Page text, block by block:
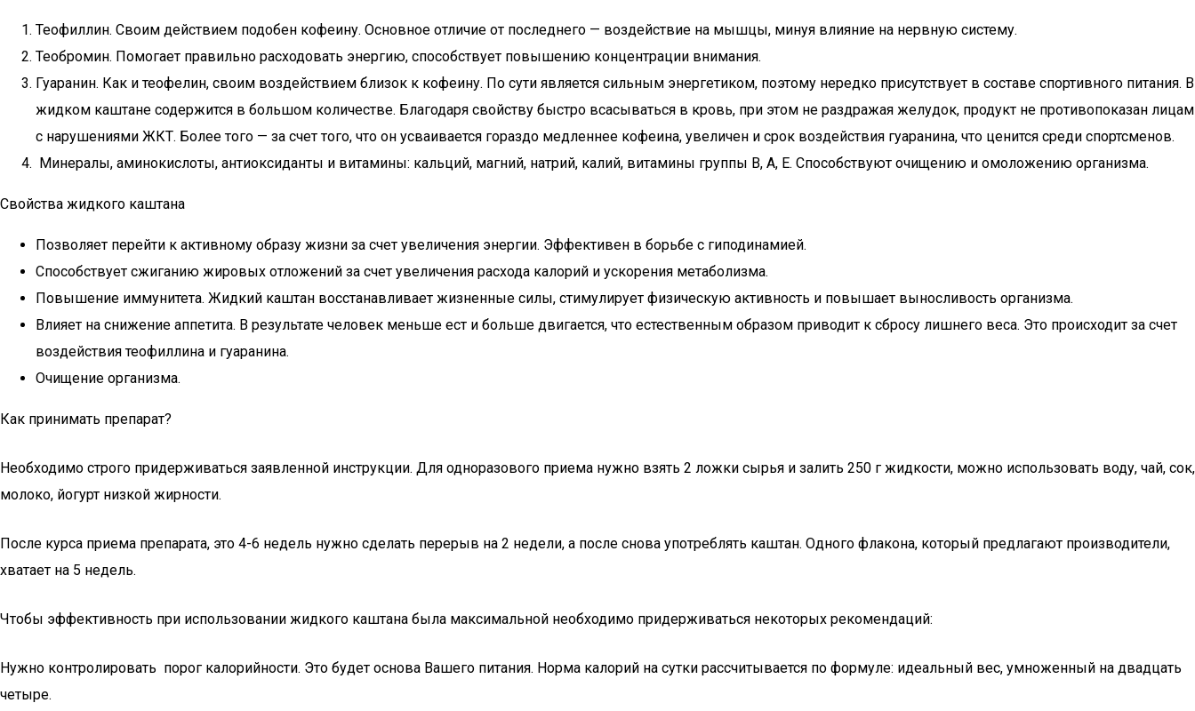
Теофиллин. Своим действием подобен кофеину. Основное отличие от последнего — воздействие на мышцы, минуя влияние на нервную систему.
Теобромин. Помогает правильно расходовать энергию, способствует повышению концентрации внимания.
Гуаранин. Как и теофелин, своим воздействием близок к кофеину. По сути является сильным энергетиком, поэтому нередко присутствует в составе спортивного питания. В
жидком каштане содержится в большом количестве. Благодаря свойству быстро всасываться в кровь, при этом не раздражая желудок, продукт не противопоказан лицам
с нарушениями ЖКТ. Более того — за счет того, что он усваивается гораздо медленнее кофеина, увеличен и срок воздействия гуаранина, что ценится среди спортсменов.
Минералы, аминокислоты, антиоксиданты и витамины: кальций, магний, натрий, калий, витамины группы В, А, Е. Способствуют очищению и омоложению организма.
Свойства жидкого каштана
Позволяет перейти к активному образу жизни за счет увеличения энергии. Эффективен в борьбе с гиподинамией.
Способствует сжиганию жировых отложений за счет увеличения расхода калорий и ускорения метаболизма.
Повышение иммунитета. Жидкий каштан восстанавливает жизненные силы, стимулирует физическую активность и повышает выносливость организма.
Влияет на снижение аппетита. В результате человек меньше ест и больше двигается, что естественным образом приводит к сбросу лишнего веса. Это происходит за счет
воздействия теофиллина и гуаранина.
Очищение организма.
Как принимать препарат?
Необходимо строго придерживаться заявленной инструкции. Для одноразового приема нужно взять 2 ложки сырья и залить 250 г жидкости, можно использовать воду, чай, сок,
молоко, йогурт низкой жирности.
После курса приема препарата, это 4-6 недель нужно сделать перерыв на 2 недели, а после снова употреблять каштан. Одного флакона, который предлагают производители,
хватает на 5 недель.
Чтобы эффективность при использовании жидкого каштана была максимальной необходимо придерживаться некоторых рекомендаций:
Нужно контролировать порог калорийности. Это будет основа Вашего питания. Норма калорий на сутки рассчитывается по формуле: идеальный вес, умноженный на двадцать
четыре.